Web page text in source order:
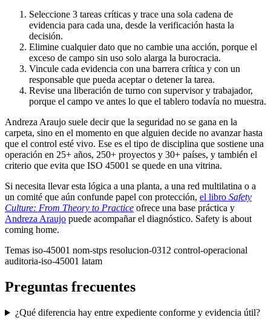
Seleccione 3 tareas críticas y trace una sola cadena de
evidencia para cada una, desde la verificación hasta la
decisión.
Elimine cualquier dato que no cambie una acción, porque el
exceso de campo sin uso solo alarga la burocracia.
Vincule cada evidencia con una barrera crítica y con un
responsable que pueda aceptar o detener la tarea.
Revise una liberación de turno con supervisor y trabajador,
porque el campo ve antes lo que el tablero todavía no muestra.
Andreza Araujo suele decir que la seguridad no se gana en la
carpeta, sino en el momento en que alguien decide no avanzar hasta
que el control esté vivo. Ese es el tipo de disciplina que sostiene una
operación en 25+ años, 250+ proyectos y 30+ países, y también el
criterio que evita que ISO 45001 se quede en una vitrina.
Si necesita llevar esta lógica a una planta, a una red multilatina o a
un comité que aún confunde papel con protección, el libro Safety
Culture: From Theory to Practice ofrece una base práctica y
Andreza Araujo puede acompañar el diagnóstico. Safety is about
coming home.
Temas iso-45001 nom-stps resolucion-0312 control-operacional
auditoria-iso-45001 latam
Preguntas frecuentes
¿Qué diferencia hay entre expediente conforme y evidencia útil?